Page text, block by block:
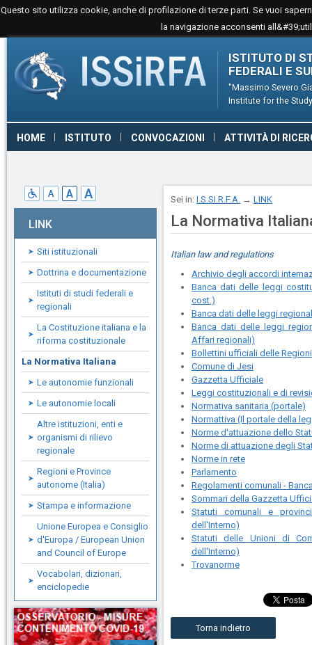
Questo sito utilizza cookie, anche di profilazione di terze parti. Se vuoi
la navigazione acconsenti
ISTITUTO DI
FEDERALI E
''Massimo Severo
Institute for the
HOME ISTITUTO CONVOCAZIONI ATTIVITÀ DI
LINK
Siti istituzionali
Dottrina e documentazione
Istituti di studi federali e
regionali
La Costituzione italiana e la
riforma costituzionale
La Normativa Italiana
Le autonomie funzionali
Le autonomie locali
Altre istituzioni, enti e
organismi di rilievo
regionale
Regioni e Province
autonome (Italia)
Stampa e informazione
Unione Europea e Consiglio
d'Europa / European Union
and Council of Europe
Vocabolari, dizionari,
enciclopedie
Sei in: I.S.SI.R.F.A. → LINK
La Normativa
Italian law and regulations
Archivio degli accordi
Banca dati delle leggi
cost.)
Banca dati delle leggi
Banca dati delle leggi
Affari regionali)
Bollettini ufficiali delle Regioni
Comune di Jesi
Gazzetta Ufficiale
Leggi costituzionali e di
Normativa sanitaria (portale)
Normattiva (Il portale della
Norme d'attuazione dello
Norme di attuazione degli
Norme in rete
Parlamento
Regolamenti comunali -
Sommari della Gazzetta
Statuti comunali e
dell'Interno)
Statuti delle Unioni di
dell'Interno)
Trovanorme
Torna indietro